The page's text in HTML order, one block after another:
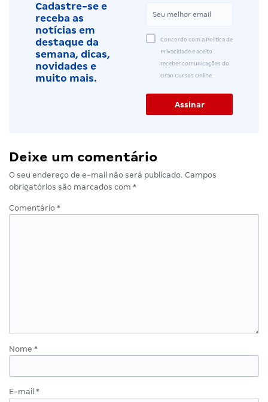
Cadastre-se e
receba as
notícias em
destaque da
semana, dicas,
novidades e
muito mais.
Concordo com a Política de
Privacidade e aceito
receber comunicações do
Gran Cursos Online.
Deixe um comentário
O seu endereço de e-mail não será publicado. Campos
obrigatórios são marcados com *
Comentário *
Nome *
E-mail *